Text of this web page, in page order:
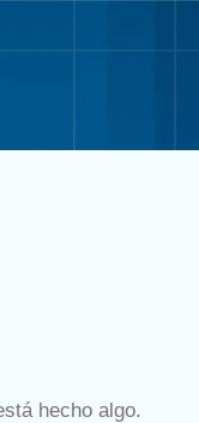
hecho algo.